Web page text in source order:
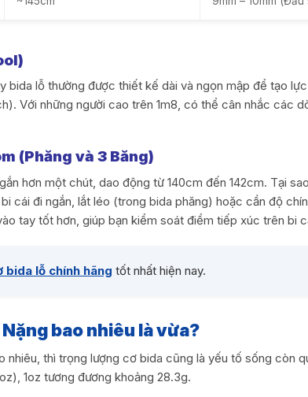
bida lỗ thường được thiết kế dài và ngọn mập để tạo
Với những người cao trên 1m8, có thể cân nhắc các
(Phăng và 3 Băng)
hơn một chút, dao động từ 140cm đến 142cm. Tại
cái đi ngắn, lắt léo (trong bida phăng) hoặc cần độ
tay tốt hơn, giúp bạn kiểm soát điểm tiếp xúc trên bi
bida lỗ chính hãng tốt nhất hiện nay.
bao nhiêu là vừa?
nhiêu, thì trọng lượng cơ bida cũng là yếu tố sống còn
1oz tương đương khoảng 28.3g.